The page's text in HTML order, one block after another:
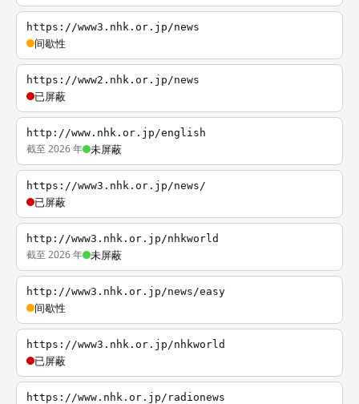
https://www3.nhk.or.jp/news
间歇性
https://www2.nhk.or.jp/news
已屏蔽
http://www.nhk.or.jp/english
截至 2026 年 未屏蔽
https://www3.nhk.or.jp/news/
已屏蔽
http://www3.nhk.or.jp/nhkworld
截至 2026 年 未屏蔽
http://www3.nhk.or.jp/news/easy
间歇性
https://www3.nhk.or.jp/nhkworld
已屏蔽
https://www.nhk.or.jp/radionews